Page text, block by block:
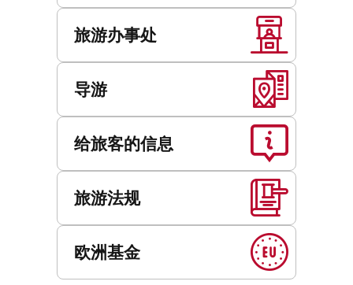
旅游办事处
导游
给旅客的信息
旅游法规
欧洲基金